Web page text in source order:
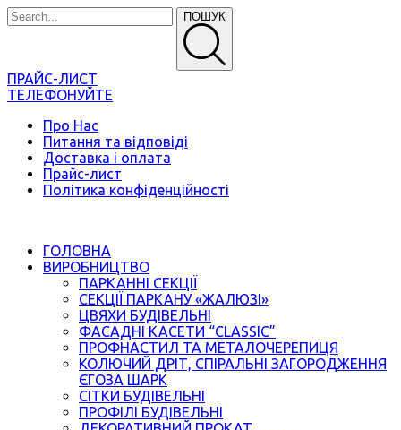
ПОШУК
ПРАЙС-ЛИСТ
ТЕЛЕФОНУЙТЕ
Про Нас
Питання та відповіді
Доставка і оплата
Прайс-лист
Політика конфіденційності
ГОЛОВНА
ВИРОБНИЦТВО
ПАРКАННІ СЕКЦІЇ
СЕКЦІЇ ПАРКАНУ «ЖАЛЮЗІ»
ЦВЯХИ БУДІВЕЛЬНІ
ФАСАДНІ КАСЕТИ “CLASSIC”
ПРОФНАСТИЛ ТА МЕТАЛОЧЕРЕПИЦЯ
КОЛЮЧИЙ ДРІТ, СПІРАЛЬНІ ЗАГОРОДЖЕННЯ
ЄГОЗА ШАРК
СІТКИ БУДІВЕЛЬНІ
ПРОФІЛІ БУДІВЕЛЬНІ